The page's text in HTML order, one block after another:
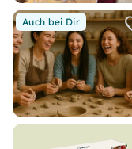
Auch bei Dir